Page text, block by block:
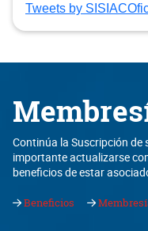
Tweets by
Continúa la Suscripción de
importante actualizarse
beneficios de estar
Beneficios